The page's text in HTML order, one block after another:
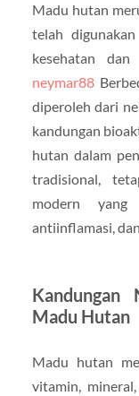
Madu hutan
telah
kesehatan dan
neymar88
diperoleh dari
kandungan
hutan dalam
tradisional,
modern yang
antiinflamasi,
Madu Hutan
Madu hutan
vitamin,